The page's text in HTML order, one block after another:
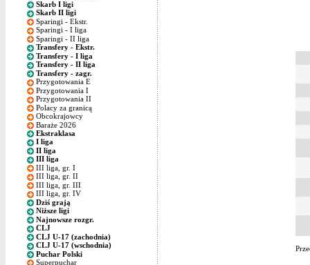
Skarb I ligi
Skarb II ligi
Sparingi - Ekstr.
Sparingi - I liga
Sparingi - II liga
Transfery - Ekstr.
Transfery - I liga
Transfery - II liga
Transfery - zagr.
Przygotowania E
Przygotowania I
Przygotowania II
Polacy za granicą
Obcokrajowcy
Baraże 2026
Ekstraklasa
I liga
II liga
III liga
III liga, gr. I
III liga, gr. II
III liga, gr. III
III liga, gr. IV
Dziś grają
Niższe ligi
Najnowsze rozgr.
CLJ
CLJ U-17 (zachodnia)
CLJ U-17 (wschodnia)
Puchar Polski
Superpuchar